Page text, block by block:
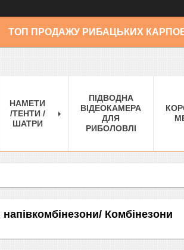
ТОП ПРОДАЖУ РИБАЦЬКИХ
НАМЕТИ
/ТЕНТИ /
ШАТРИ
ПІДВОДНА
ВІДЕОКАМЕРА
ДЛЯ
РИБОЛОВЛІ
напівкомбінезони/ Комбінезони